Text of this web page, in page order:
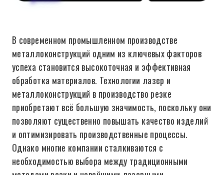
В современном промышленном производстве
металлоконструкций одним из ключевых факторов
успеха становится высокоточная и эффективная
обработка материалов. Технологии лазер и
металлоконструкций в производство резке
приобретают всё большую значимость, поскольку они
позволяют существенно повышать качество изделий
и оптимизировать производственные процессы.
Однако многие компании сталкиваются с
необходимостью выбора между традиционными